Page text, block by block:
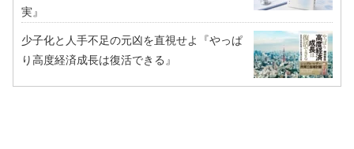
実』
少子化と人手不足の元凶を直視せよ『やっぱ
り高度経済成長は復活できる』